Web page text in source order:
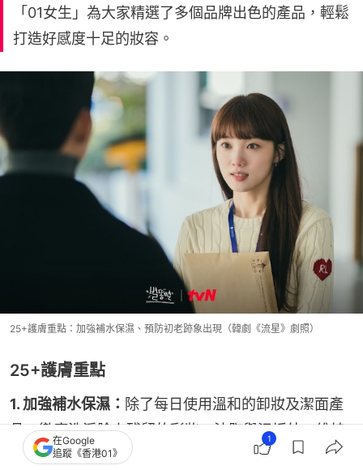
「01女生」為大家精選了多個品牌出色的產品，輕鬆
打造好感度十足的妝容。
25+護膚重點：加強補水保濕、預防初老跡象出現（韓劇《流星》劇照）
25+護膚重點
1. 加強補水保濕： 除了每日使用溫和的卸妝及潔面產
品，徹底洗淨臉上殘留的彩妝、油脂與污垢外，維持
肌膚的「水油平衡」更是讓膚質健康透亮的關鍵。清
在Google
追蹤《香港01》
1